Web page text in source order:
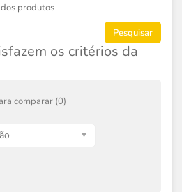
produtos
os critérios da
comparar (0)